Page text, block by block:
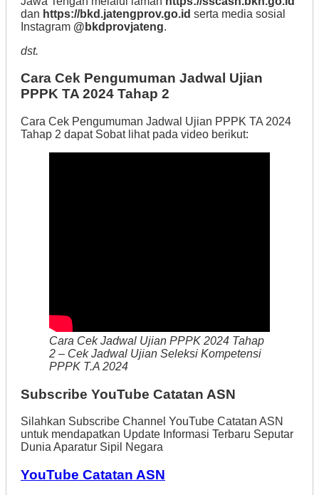
dan https://bkd.jatengprov.go.id serta media sosial
Instagram @bkdprovjateng.
dst.
Cara Cek Pengumuman Jadwal Ujian
PPPK TA 2024 Tahap 2
Cara Cek Pengumuman Jadwal Ujian PPPK TA 2024
Tahap 2 dapat Sobat lihat pada video berikut:
Cara Cek Jadwal Ujian PPPK 2024 Tahap
2 – Cek Jadwal Ujian Seleksi Kompetensi
PPPK T.A 2024
Subscribe YouTube Catatan ASN
Silahkan Subscribe Channel YouTube Catatan ASN
untuk mendapatkan Update Informasi Terbaru Seputar
Dunia Aparatur Sipil Negara
YouTube Catatan ASN